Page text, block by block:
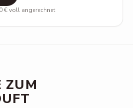
€ voll angerechnet
ZUM